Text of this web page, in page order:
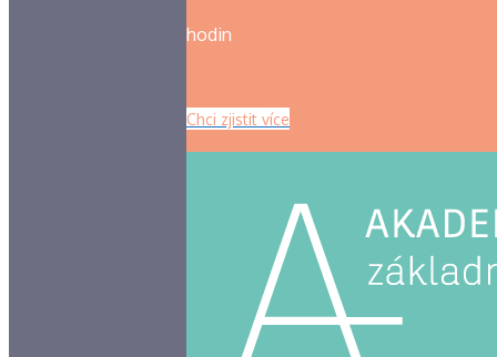
hodin
Chci zjistit více